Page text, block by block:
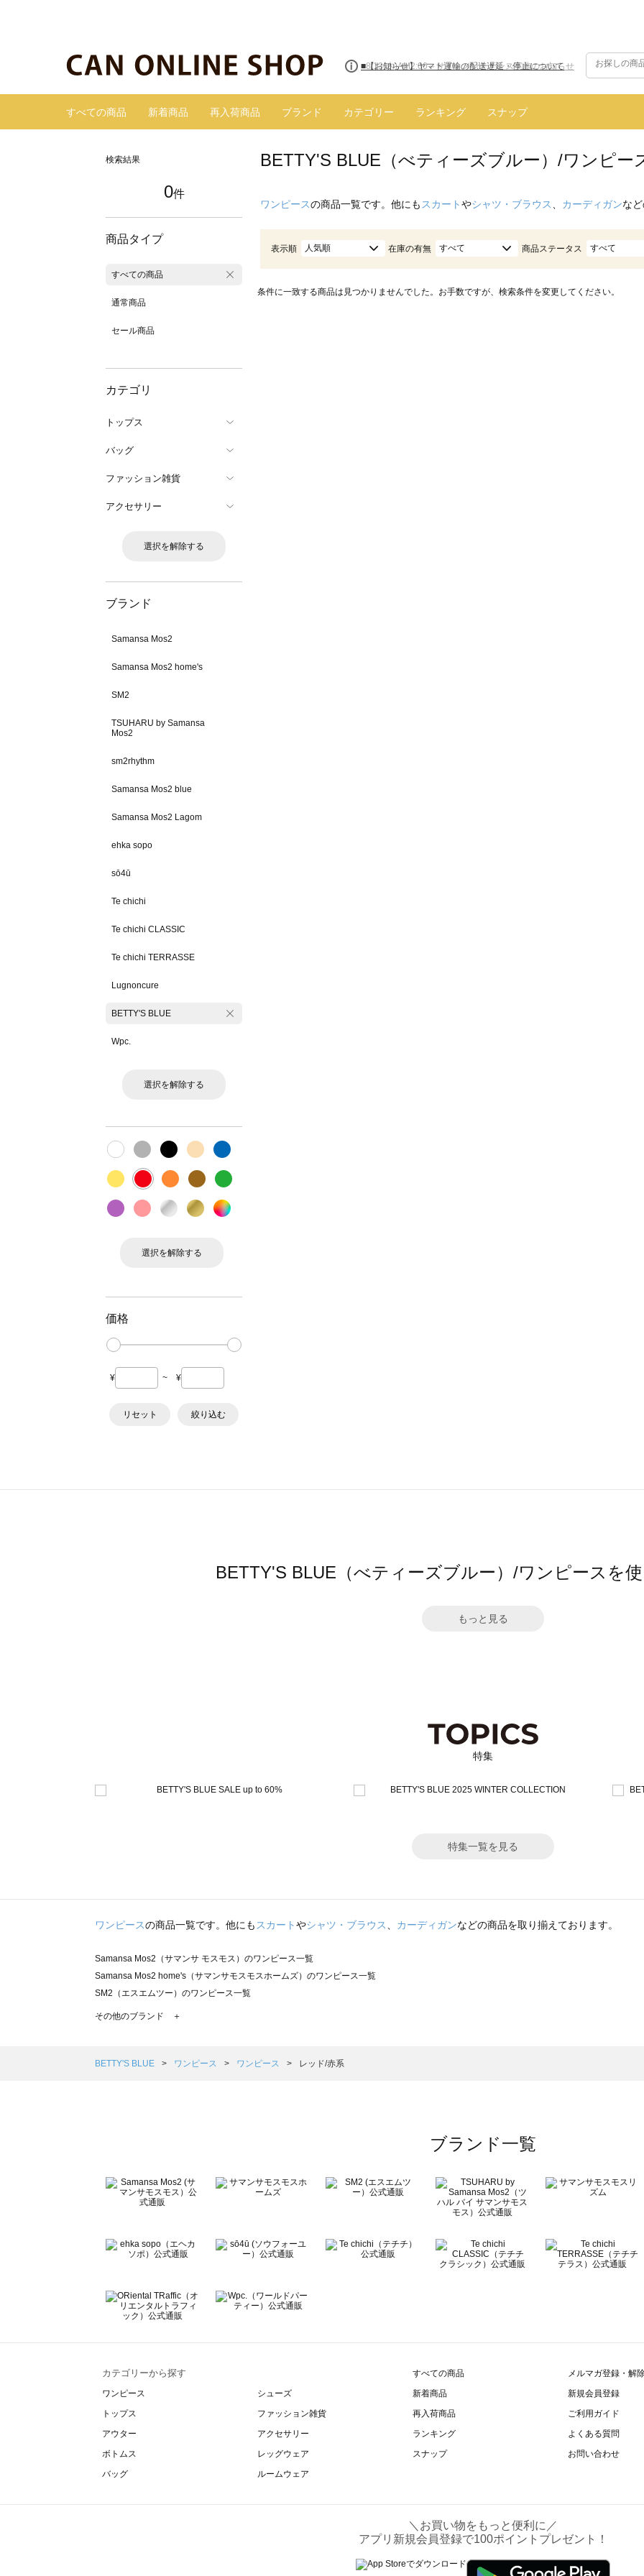
■8/13(木)AM2:00～サイトメンテナンス実施のお知らせ
■【お知らせ】ヤマト運輸の配送遅延・停止について
すべての商品 新着商品 再入荷商品 ブランド カテゴリー ランキング スナップ
検索結果
0件
商品タイプ
すべての商品
通常商品
セール商品
カテゴリ
トップス
バッグ
ファッション雑貨
アクセサリー
選択を解除する
ブランド
Samansa Mos2
Samansa Mos2 home's
SM2
TSUHARU by Samansa
Mos2
sm2rhythm
Samansa Mos2 blue
Samansa Mos2 Lagom
ehka sopo
sō4ū
Te chichi
Te chichi CLASSIC
Te chichi TERRASSE
Lugnoncure
BETTY'S BLUE
Wpc.
選択を解除する
選択を解除する
価格
¥ ~ ¥
リセット 絞り込む
BETTY'S BLUE（べティーズブルー）/ワンピー
ワンピースの商品一覧です。他にも スカートやシャツ・ブラウス カーディガンな
表示順 人気順 在庫の有無 すべて 商品ステータス すべて
条件に一致する商品は見つかりませんでした。お手数ですが、検索条件を変更してください。
BETTY'S BLUE（べティーズブルー）/ワンピースを
もっと見る
特集
特集一覧を見る
ワンピースの商品一覧です。他にも スカートやシャツ・ブラウス カーディガンなどの商品を取り揃えております。
Samansa Mos2（サマンサ モスモス）のワンピース一覧
Samansa Mos2 home's（サマンサモスモスホームズ）のワンピース一覧
SM2（エスエムツー）のワンピース一覧
TSUHARU by Samansa Mos2（ツハルバイサマンサモスモス）のワンピース一覧
Samansa Mos2 Lagom（サマンサモスモス ラーゴム）のワンピース一覧
BETTY'S BLUE（べティーズブルー）のワンピース一覧
Wpc.（ワールドパーティー）のワンピース一覧
その他のブランド ＋
BETTY'S BLUE ワンピース ワンピース レッド/赤系
ブランド一覧
カテゴリーから探す
ワンピース
トップス
アウター
ボトムス
バッグ
シューズ
ファッション雑貨
アクセサリー
レッグウェア
ルームウェア
すべての商品
新着商品
再入荷商品
ランキング
スナップ
メルマガ登録・解
新規会員登録
ご利用ガイド
よくある質問
お問い合わせ
＼お買い物をもっと便利に／
アプリ新規会員登録で100ポイントプレゼント！